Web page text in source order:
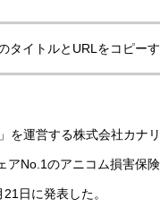
タイトルとURLをコピー
を運営する株式会社カナ
No.1のアニコム損害保
日に発表した。